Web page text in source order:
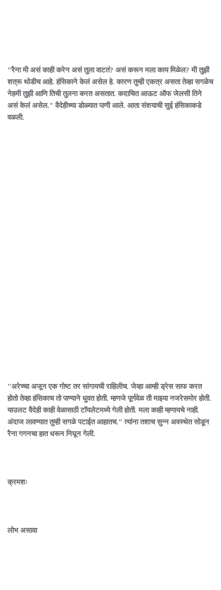
"रैना मी असं काही करेन असं तुला वाटतं? असं करून मला काय मिळेल? मी तुझी
शत्रू थोडीच आहे. हंसिकाने केलं असेल हे. कारण तुम्ही एकत्र असता तेव्हा सगळेच
नेहमी तुझी आणि तिची तुलना करत असतात. कदाचित आऊट ऑफ जेलसी तिने
असं केलं असेल." वैदेहीच्या डोळ्यात पाणी आले. आता संशयाची सुई हंसिकाकडे
वळली.
"अरेच्चा अजून एक गोष्ट तर सांगायची राहिलीच. जेव्हा आम्ही ड्रेस साफ करत
होतो तेव्हा हंसिकाच तो पाण्याने धुवत होती. म्हणजे पूर्णवेळ ती माझ्या नजरेसमोर होती.
याउलट वैदेही काही वेळासाठी टॉयलेटमध्ये गेली होती. मला काही म्हणायचे नाही.
अंदाज लावण्यात तुम्ही सगळे पटाईत आहातच." त्यांना तशाच सुन्न अवस्थेत सोडून
रैना गगनचा हात धरून निघून गेली.
क्रमशः
लोभ असावा